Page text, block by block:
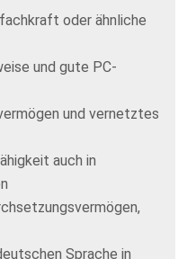
oder ähnliche
und gute PC-
und vernetztes
auch in
Sprache in